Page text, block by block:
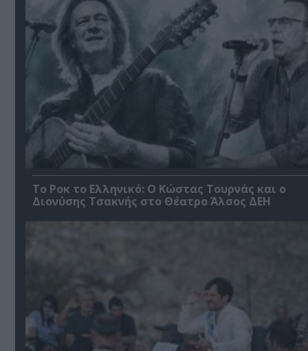
Το Ροκ το Ελληνικό: Ο Κώστας Τουρνάς και ο
Διονύσης Τσακνής στο Θέατρο Άλσος ΔΕΗ